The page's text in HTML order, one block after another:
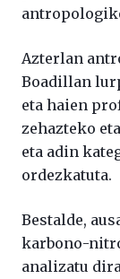
Azterlan
Boadillan
eta haien
zehazteko
eta adin
ordezkatuta.
Bestalde,
karbono-
analizatu